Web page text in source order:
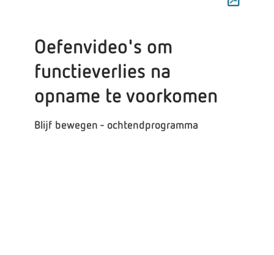
Oefenvideo's om
functieverlies na
opname te voorkomen
Blijf bewegen - ochtendprogramma